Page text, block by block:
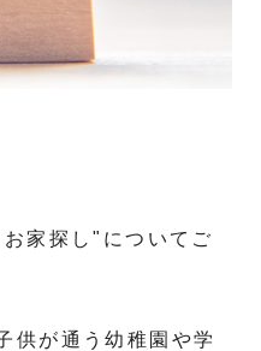
家探し"についてご
供が通う幼稚園や学